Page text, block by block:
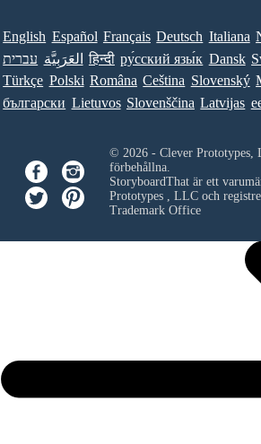
English Español Français Deutsch Italiana
עברית العَرَبِيَّة हिन्दी ру́сский язы́к Dansk
Türkçe Polski Româna Ceština Slovenský
български Lietuvos Slovenščina Latvijas
© 2026 - Clever Prototypes,
förbehållna.
StoryboardThat är ett
Prototypes , LLCoch
Trademark Office